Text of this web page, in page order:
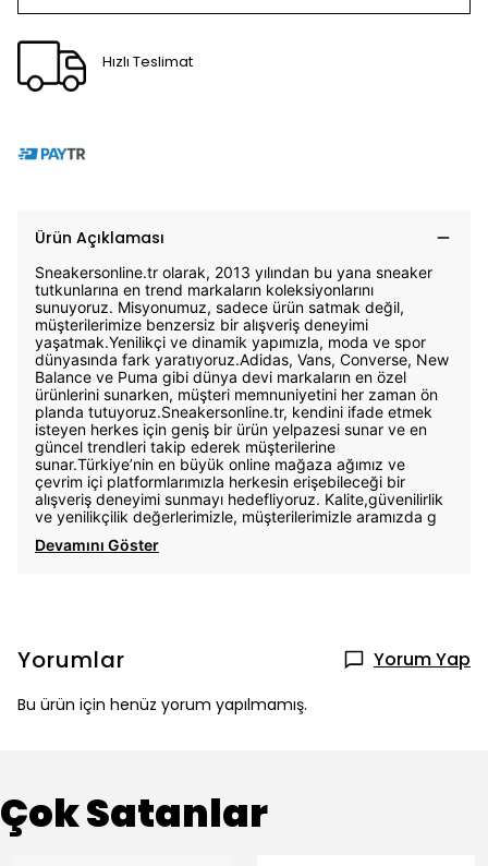
Hızlı Teslimat
Ürün Açıklaması
Sneakersonline.tr olarak, 2013 yılından bu yana sneaker
tutkunlarına en trend markaların koleksiyonlarını
sunuyoruz. Misyonumuz, sadece ürün satmak değil,
müşterilerimize benzersiz bir alışveriş deneyimi
yaşatmak.Yenilikçi ve dinamik yapımızla, moda ve spor
dünyasında fark yaratıyoruz.Adidas, Vans, Converse, New
Balance ve Puma gibi dünya devi markaların en özel
ürünlerini sunarken, müşteri memnuniyetini her zaman ön
planda tutuyoruz.Sneakersonline.tr, kendini ifade etmek
isteyen herkes için geniş bir ürün yelpazesi sunar ve en
güncel trendleri takip ederek müşterilerine
sunar.Türkiye’nin en büyük online mağaza ağımız ve
çevrim içi platformlarımızla herkesin erişebileceği bir
alışveriş deneyimi sunmayı hedefliyoruz. Kalite,güvenilirlik
ve yenilikçilik değerlerimizle, müşterilerimizle aramızda g
Devamını Göster
Yorumlar Yorum Yap
Bu ürün için henüz yorum yapılmamış.
Çok Satanlar